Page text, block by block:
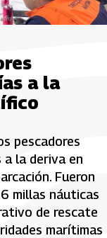
a la
pescadores
a la deriva en
Fueron
millas náuticas
de rescate
marítimas